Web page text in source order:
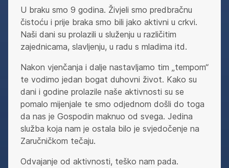
U braku smo 9 godina. Živjeli smo predbračnu
čistoću i prije braka smo bili jako aktivni u crkvi.
Naši dani su prolazili u služenju u različitim
zajednicama, slavljenju, u radu s mladima itd.
Nakon vjenčanja i dalje nastavljamo tim „tempom“
te vodimo jedan bogat duhovni život. Kako su
dani i godine prolazile naše aktivnosti su se
pomalo mijenjale te smo odjednom došli do toga
da nas je Gospodin maknuo od svega. Jedina
služba koja nam je ostala bilo je svjedočenje na
Zaručničkom tečaju.
Odvajanje od aktivnosti, teško nam pada.